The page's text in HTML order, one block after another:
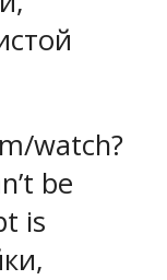
watch?
be
is